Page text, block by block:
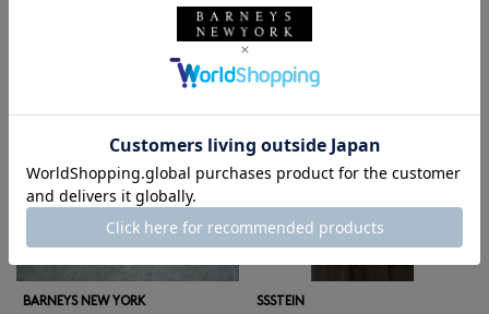
同じカテゴリのアイテム
BARNEYS NEW YORK SSSTEIN